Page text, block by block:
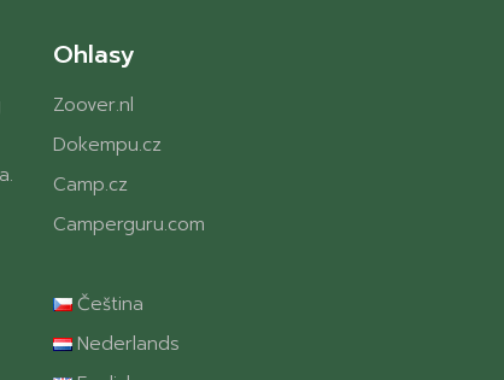
Ohlasy
Zoover.nl
Dokempu.cz
Camp.cz
Camperguru.com
Čeština
Nederlands